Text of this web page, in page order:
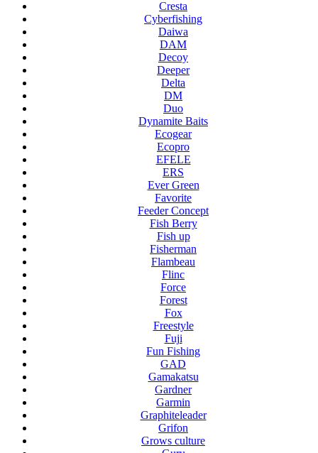
Cresta
Cyberfishing
Daiwa
DAM
Decoy
Deeper
Delta
DM
Duo
Dynamite Baits
Ecogear
Ecopro
EFELE
ERS
Ever Green
Favorite
Feeder Concept
Fish Berry
Fish up
Fisherman
Flambeau
Flinc
Force
Forest
Fox
Freestyle
Fuji
Fun Fishing
GAD
Gamakatsu
Gardner
Garmin
Graphiteleader
Grifon
Grows culture